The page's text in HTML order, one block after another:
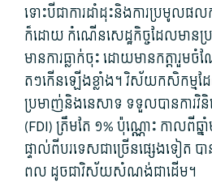
ទោះបីជា​ការ​ដាំដុះ​និង​ការ​ប្រមូល​ផ
ក៏ដោយ កំណើន​សេដ្ឋកិច្ច​ដែល​មាន​
មានការ​ធ្លាក់ចុះ ដោយមាន​កត្តា​រួ
តៗ​កើនឡើង​ខ្លាំង។ វិស័យ​កសិកម្ម​ដែ
ប្រមាញ់​និង​នេសាទ ទទួល​បានការ​វិ
(FDI​) ត្រឹមតែ ១% ប៉ុណ្ណោះ កាលពី​ឆ្
ផ្ទាល់​ពី​បរទេស​ជាច្រើន​ផ្សេងទៀត
ពល ដូចជា​វិស័យ​សំណង់​ជាដើម។